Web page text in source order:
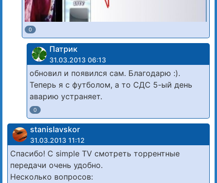
0
Патрик
31.03.2013 06:13
обновил и появился сам. Благодарю :).
Теперь я с футболом, а то СДС 5-ый день
аварию устраняет.
0
stanislavskor
31.03.2013 11:12
Спасибо! С simple TV смотреть торрентные
передачи очень удобно.
Несколько вопросов: